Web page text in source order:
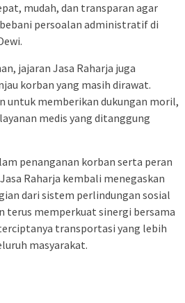
mudah, dan transparan agar
persoalan administratif di
jajaran Jasa Raharja juga
korban yang masih dirawat.
untuk memberikan dukungan moril,
medis yang ditanggung
penanganan korban serta peran
Raharja kembali menegaskan
dari sistem perlindungan sosial
terus memperkuat sinergi bersama
transportasi yang lebih
masyarakat.